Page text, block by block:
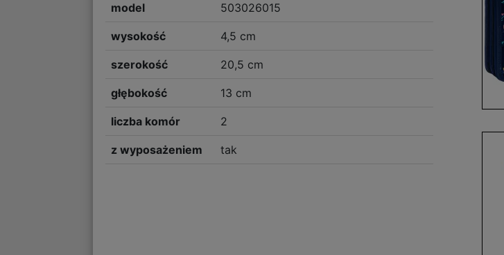
model 503026015
wysokość 4,5 cm
szerokość 20,5 cm
głębokość 13 cm
liczba komór 2
z wyposażeniem tak